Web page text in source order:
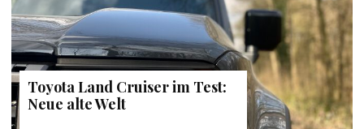
Toyota Land Cruiser im Test:
Neue alte Welt